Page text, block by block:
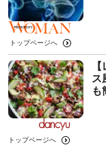
トップページへ
ス
も
トップページへ